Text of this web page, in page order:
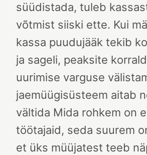
süüdistada, tuleb
võtmist siiski ette. Kui
kassa puudujääk tekib
ja sageli, peaksite
uurimise varguse
jaemüügisüsteem aitab
vältida Mida rohkem on
töötajaid, seda suurem
et üks müüjatest teeb